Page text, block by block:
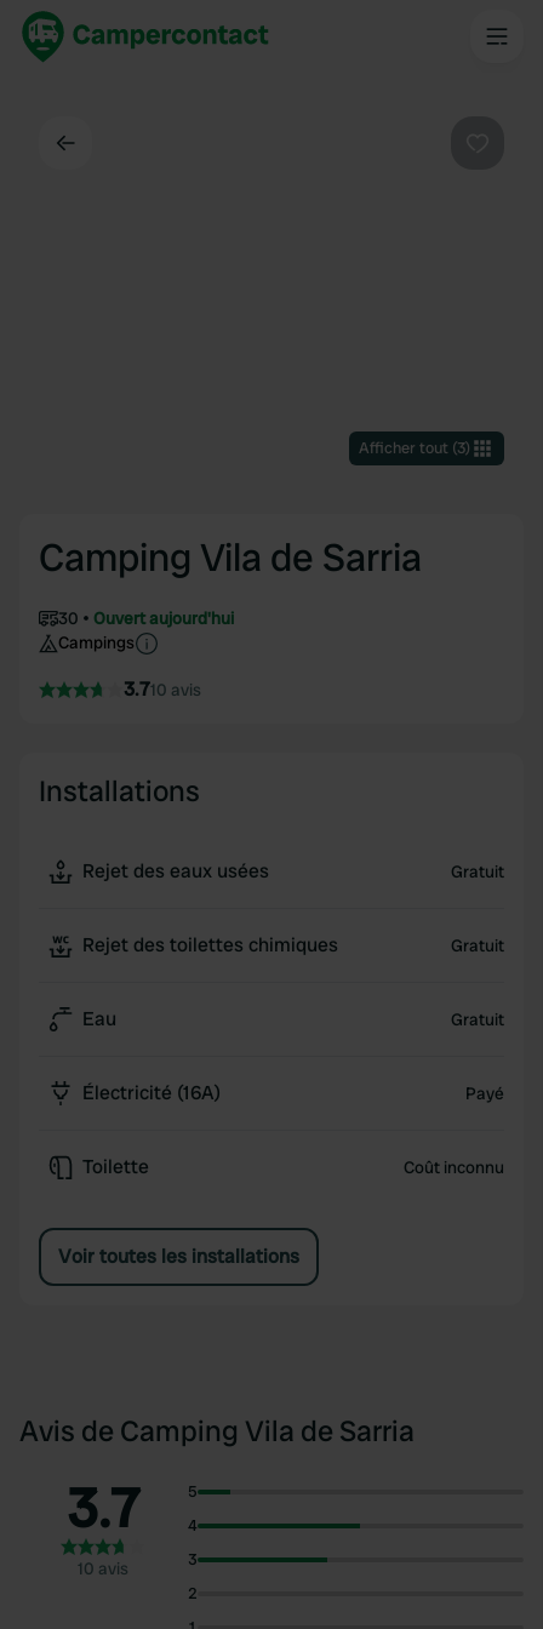
Afficher tout(3)
Camping Vila de Sarria
30
Ouvert aujourd'hui
Campings
3.710 avis
Installations
Rejet des eaux usées Gratuit
Rejet des toilettes chimiques Gratuit
Eau Gratuit
Électricité (16A) Payé
Toilette Coût inconnu
Voir toutes les installations
Avis de Camping Vila de Sarria
3.7
10 avis
5
4
3
2